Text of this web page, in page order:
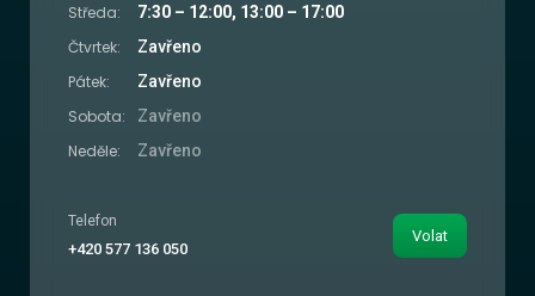
Středa: 7:30 – 12:00, 13:00 – 17:00
Čtvrtek: Zavřeno
Pátek: Zavřeno
Sobota: Zavřeno
Neděle: Zavřeno
Telefon
+420 577 136 050
Volat